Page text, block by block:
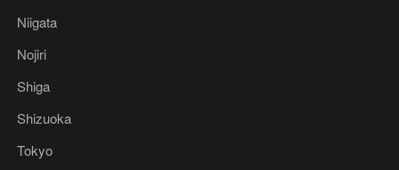
Niigata
Nojiri
Shiga
Shizuoka
Tokyo